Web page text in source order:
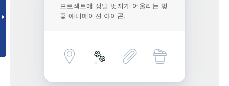
프로젝트에 정말 멋지게 어울리는 벚
꽃 애니메이션 아이콘.